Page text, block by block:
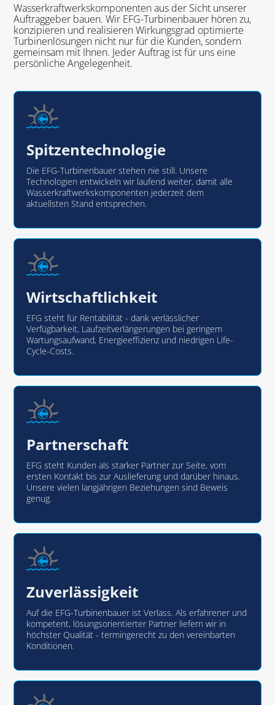
Wasserkraftwerkskomponenten aus der Sicht unserer
Auftraggeber bauen. Wir EFG-Turbinenbauer hören zu,
konzipieren und realisieren Wirkungsgrad optimierte
Turbinenlösungen nicht nur für die Kunden, sondern
gemeinsam mit Ihnen. Jeder Auftrag ist für uns eine
persönliche Angelegenheit.
Spitzentechnologie
Die EFG-Turbinenbauer stehen nie still. Unsere
Technologien entwickeln wir laufend weiter, damit alle
Wasserkraftwerkskomponenten jederzeit dem
aktuellsten Stand entsprechen.
Wirtschaftlichkeit
EFG steht für Rentabilität - dank verlässlicher
Verfügbarkeit, Laufzeitverlängerungen bei geringem
Wartungsaufwand, Energieeffizienz und niedrigen Life-
Cycle-Costs.
Partnerschaft
EFG steht Kunden als starker Partner zur Seite, vom
ersten Kontakt bis zur Auslieferung und darüber hinaus.
Unsere vielen langjährigen Beziehungen sind Beweis
genug.
Zuverlässigkeit
Auf die EFG-Turbinenbauer ist Verlass. Als erfahrener und
kompetent, lösungsorientierter Partner liefern wir in
höchster Qualität - termingerecht zu den vereinbarten
Konditionen.